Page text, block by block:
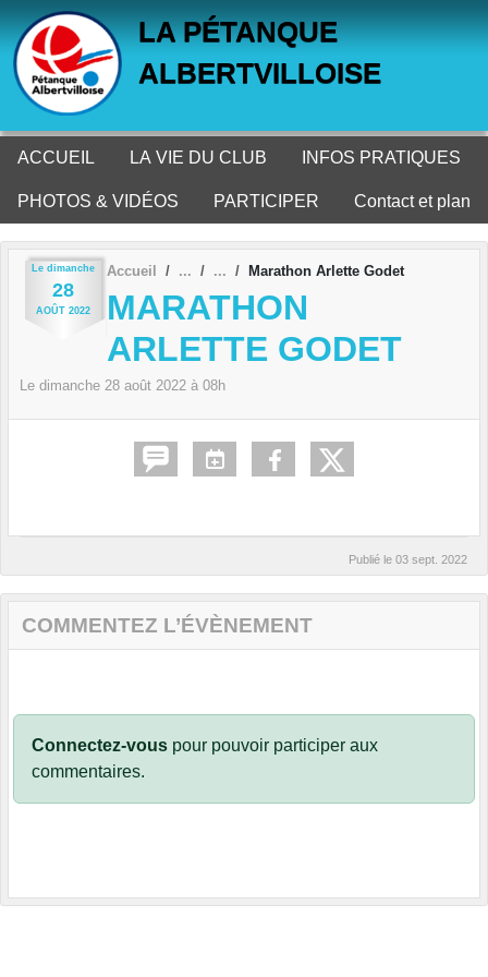
LA PÉTANQUE
ALBERTVILLOISE
ACCUEIL LA VIE DU CLUB INFOS PRATIQUES
PHOTOS & VIDÉOS PARTICIPER Contact et plan
Le dimanche
28
AOÛT 2022
Accueil Marathon Arlette Godet
MARATHON
ARLETTE GODET
Le dimanche 28 août 2022 à 08h
Publié le 03 sept. 2022
COMMENTEZ L’ÉVÈNEMENT
Connectez-vous pour pouvoir participer aux
commentaires.
Panneau de gestion des cookies